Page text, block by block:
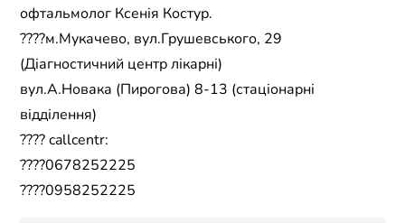
офтальмолог Ксенія Костур.
????м.Мукачево, вул.Грушевського, 29
(Діагностичний центр лікарні)
вул.А.Новака (Пирогова) 8-13 (стаціонарні
відділення)
???? callcentr:
????0678252225
????0958252225